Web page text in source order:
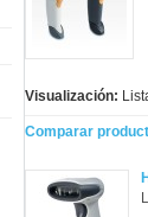
Visualización:
Comparar